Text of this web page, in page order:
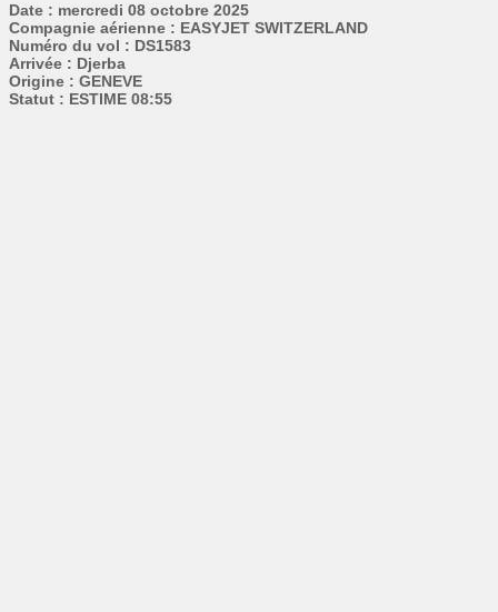
Date : mercredi 08 octobre 2025
Compagnie aérienne : EASYJET SWITZERLAND
Numéro du vol : DS1583
Arrivée : Djerba
Origine : GENEVE
Statut : ESTIME 08:55